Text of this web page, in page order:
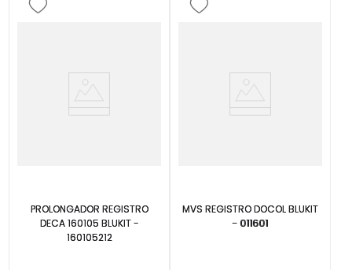
PROLONGADOR REGISTRO
DECA 160105 BLUKIT -
160105212
MVS REGISTRO DOCOL BLUKIT
- 011601